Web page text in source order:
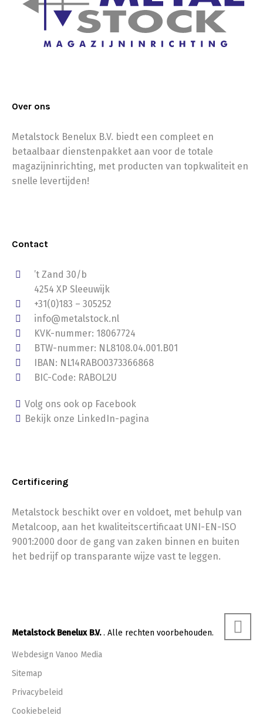
Over ons
Metalstock Benelux B.V. biedt een compleet en
betaalbaar dienstenpakket aan voor de totale
magazijninrichting, met producten van topkwaliteit en
snelle levertijden!
Contact
’t Zand 30/b
4254 XP Sleeuwijk
+31(0)183 – 305252
info@metalstock.nl
KVK-nummer: 18067724
BTW-nummer: NL8108.04.001.B01
IBAN: NL14RABO0373366868
BIC-Code: RABOL2U
Volg ons ook op Facebook
Bekijk onze LinkedIn-pagina
Certificering
Metalstock beschikt over en voldoet, met behulp van
Metalcoop, aan het kwaliteitscertificaat UNI-EN-ISO
9001:2000 door de gang van zaken binnen en buiten
het bedrijf op transparante wijze vast te leggen.
Metalstock Benelux B.V.. Alle rechten voorbehouden.
Webdesign Vanoo Media
Sitemap
Privacybeleid
Cookiebeleid